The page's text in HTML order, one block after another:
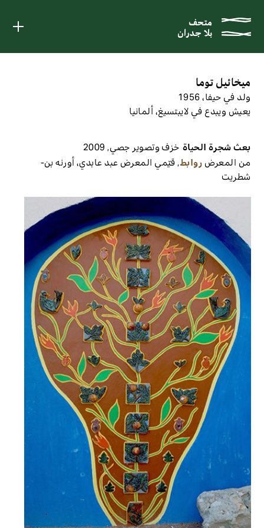
متحف
بلا جدران
متحف
بلا جدران
ميخائيل توما
ولد في حيفا، 1956
يعيش ويبدع في لايبتسيغ، ألمانيا
بعث شجرة الحياةخزف وتصوير جصي,
2009
من المعرضروابط,قيّمي المعرضعبد عابدي، أورنه بن-
شطريت